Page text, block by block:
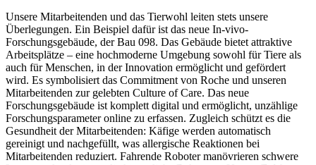
Unsere Mitarbeitenden und das Tierwohl leiten stets unsere
Überlegungen. Ein Beispiel dafür ist das neue In-vivo-
Forschungsgebäude, der Bau 098. Das Gebäude bietet attraktive
Arbeitsplätze – eine hochmoderne Umgebung sowohl für Tiere als
auch für Menschen, in der Innovation ermöglicht und gefördert
wird. Es symbolisiert das Commitment von Roche und unseren
Mitarbeitenden zur gelebten Culture of Care. Das neue
Forschungsgebäude ist komplett digital und ermöglicht, unzählige
Forschungsparameter online zu erfassen. Zugleich schützt es die
Gesundheit der Mitarbeitenden: Käfige werden automatisch
gereinigt und nachgefüllt, was allergische Reaktionen bei
Mitarbeitenden reduziert. Fahrende Roboter manövrieren schwere